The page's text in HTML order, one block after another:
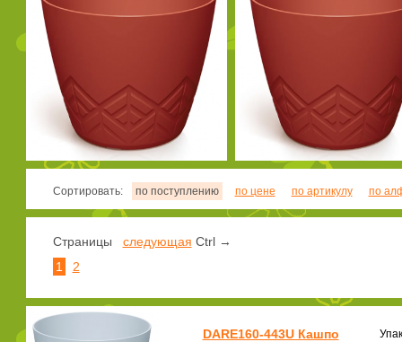
Сортировать: по поступлению по цене по артикулу по
Страницы следующая Ctrl →
1
2
DARE160-443U Кашпо